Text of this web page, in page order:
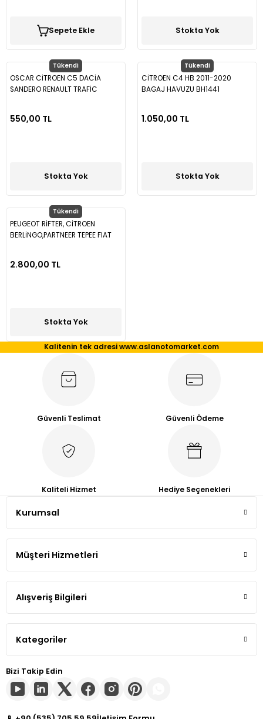
Sepete Ekle Stokta Yok
Tükendi
OSCAR CİTROEN C5 DACİA
SANDERO RENAULT TRAFİC
550,00 TL
Stokta Yok
Tükendi
CİTROEN C4 HB 2011-2020
BAGAJ HAVUZU BH1441
1.050,00 TL
Stokta Yok
Tükendi
PEUGEOT RİFTER, CİTROEN
BERLİNGO,PARTNEER TEPEE FIAT
2.800,00 TL
Stokta Yok
Kalitenin tek adresi www.aslanotomarket.com
Güvenli Teslimat Güvenli Ödeme
Kaliteli Hizmet Hediye Seçenekleri
Kurumsal
Müşteri Hizmetleri
Alışveriş Bilgileri
Kategoriler
Bizi Takip Edin